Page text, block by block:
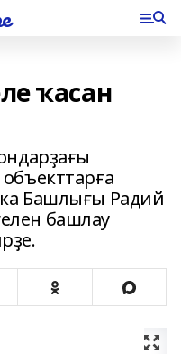
ҡасан
Башлығы Радий
башлау